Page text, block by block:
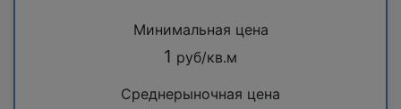
Минимальная цена
1 руб/кв.м
Среднерыночная цена